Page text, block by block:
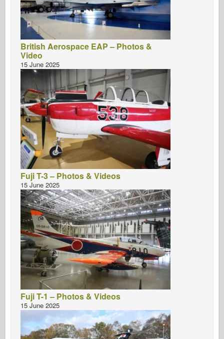
British Aerospace EAP – Photos &
Video
15 June 2025
Fuji T-3 – Photos & Videos
15 June 2025
Fuji T-1 – Photos & Videos
15 June 2025